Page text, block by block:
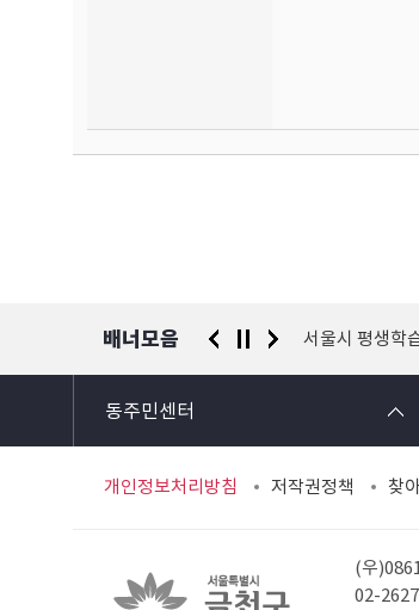
배너모음
경찰청 유실물 통합포털 서울시 평생학
동주민센터
개인정보처리방침 저작권정책 찾
(우
02-